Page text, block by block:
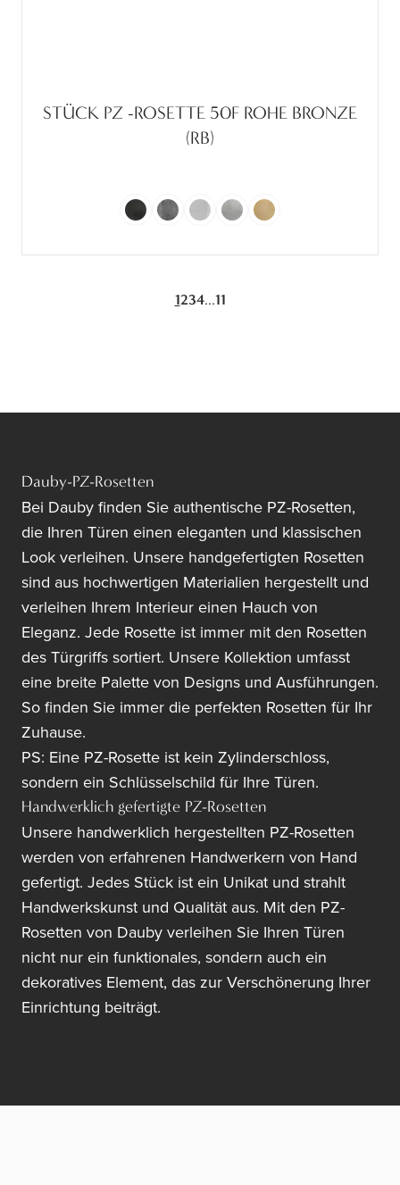
STÜCK PZ -ROSETTE 50F ROHE BRONZE
(RB)
1234...11
Dauby-PZ-Rosetten
Bei Dauby finden Sie authentische PZ-Rosetten,
die Ihren Türen einen eleganten und klassischen
Look verleihen. Unsere handgefertigten Rosetten
sind aus hochwertigen Materialien hergestellt und
verleihen Ihrem Interieur einen Hauch von
Eleganz. Jede Rosette ist immer mit den Rosetten
des Türgriffs sortiert. Unsere Kollektion umfasst
eine breite Palette von Designs und Ausführungen.
So finden Sie immer die perfekten Rosetten für Ihr
Zuhause.
PS: Eine PZ-Rosette ist kein Zylinderschloss,
sondern ein Schlüsselschild für Ihre Türen.
Handwerklich gefertigte PZ-Rosetten
Unsere handwerklich hergestellten PZ-Rosetten
werden von erfahrenen Handwerkern von Hand
gefertigt. Jedes Stück ist ein Unikat und strahlt
Handwerkskunst und Qualität aus. Mit den PZ-
Rosetten von Dauby verleihen Sie Ihren Türen
nicht nur ein funktionales, sondern auch ein
dekoratives Element, das zur Verschönerung Ihrer
Einrichtung beiträgt.